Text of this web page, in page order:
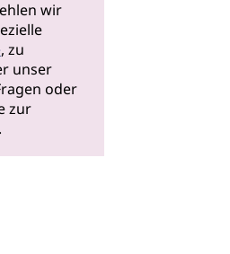
wir
, zu
unser
oder
zur